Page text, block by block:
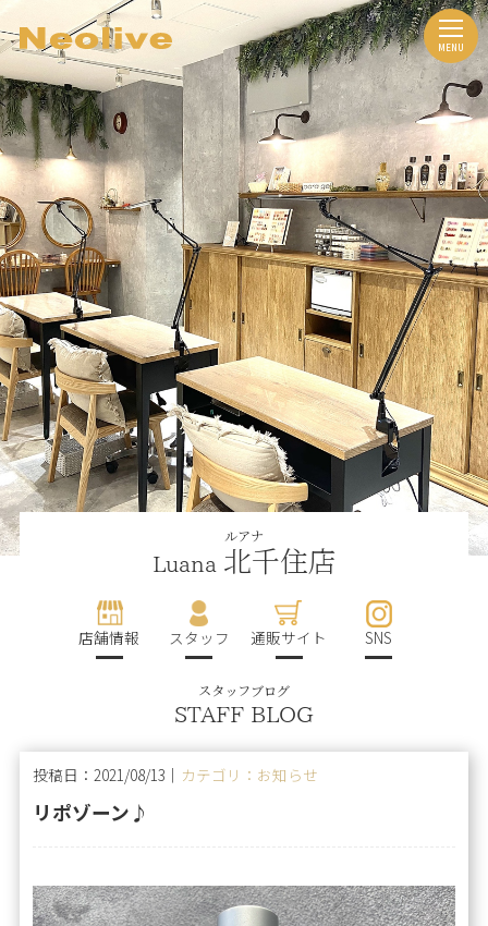
ルアナ
Luana 北千住店
店舗情報 スタッフ 通販サイト SNS
スタッフブログ
STAFF BLOG
投稿日：2021/08/13｜ カテゴリ：お知らせ
リポゾーン♪